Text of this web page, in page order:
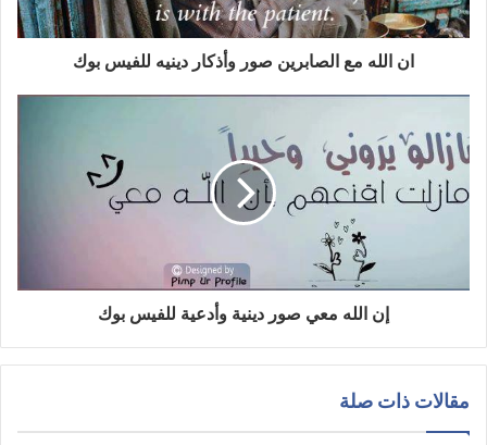
ان الله مع الصابرين صور وأذكار دينيه للفيس بوك
إن الله معي صور دينية وأدعية للفيس بوك
مقالات ذات صلة